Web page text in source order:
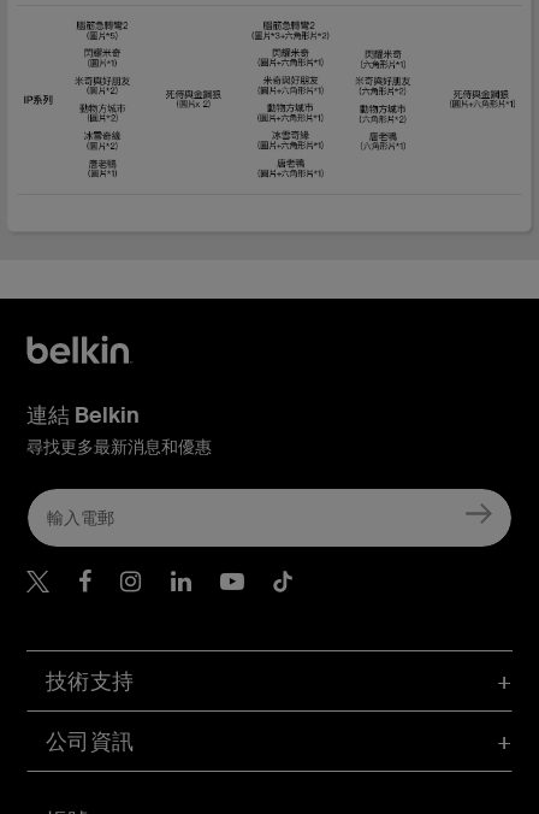
技術支持
公司資訊
連結 Belkin
尋找更多最新消息和優惠
Belkin Twitter
Belkin Hong Kong
Belkin Instagram
Belkin Hong Kong
Belkin Youtube
Belkin TikTok